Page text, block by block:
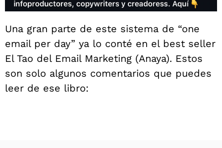
Una gran parte de este sistema de “one
email per day” ya lo conté en el best seller
El Tao del Email Marketing (Anaya). Estos
son solo algunos comentarios que puedes
leer de ese libro: